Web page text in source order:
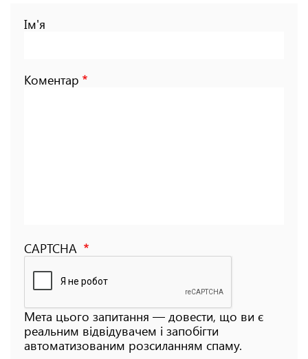
Ім'я
Коментар
CAPTCHA
Мета цього запитання — довести, що ви є
реальним відвідувачем і запобігти
автоматизованим розсиланням спаму.